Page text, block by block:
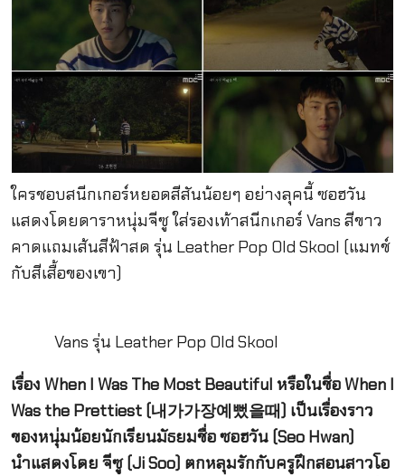
ใครชอบสนีกเกอร์หยอดสีสันน้อยๆ อย่างลุคนี้ ซอฮวัน
แสดงโดยดาราหนุ่มจีซู ใส่รองเท้าสนีกเกอร์ Vans สีขาว
คาดแถมเส้นสีฟ้าสด รุ่น Leather Pop Old Skool (แมทช์
กับสีเสื้อของเขา)
Vans รุ่น Leather Pop Old Skool
เรื่อง When I Was The Most Beautiful หรือในชื่อ When I
Was the Prettiest (내가가장예뻤을때) เป็นเรื่องราว
ของหนุ่มน้อยนักเรียนมัธยมชื่อ ซอฮวัน (Seo Hwan)
นำแสดงโดย จีซู (Ji Soo) ตกหลุมรักกับครูฝึกสอนสาวโอ